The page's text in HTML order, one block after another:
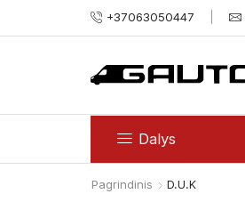
+37063050447
Dalys
Pagrindinis D.U.K